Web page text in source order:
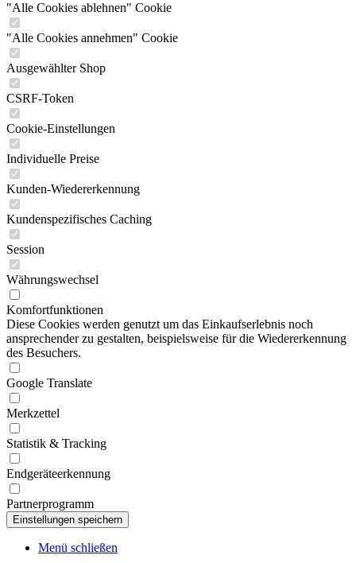
"Alle Cookies ablehnen" Cookie
"Alle Cookies annehmen" Cookie
Ausgewählter Shop
CSRF-Token
Cookie-Einstellungen
Individuelle Preise
Kunden-Wiedererkennung
Kundenspezifisches Caching
Session
Währungswechsel
Komfortfunktionen
Diese Cookies werden genutzt um das Einkaufserlebnis noch
ansprechender zu gestalten, beispielsweise für die Wiedererkennung
des Besuchers.
Google Translate
Merkzettel
Statistik & Tracking
Endgeräteerkennung
Partnerprogramm
Menü schließen